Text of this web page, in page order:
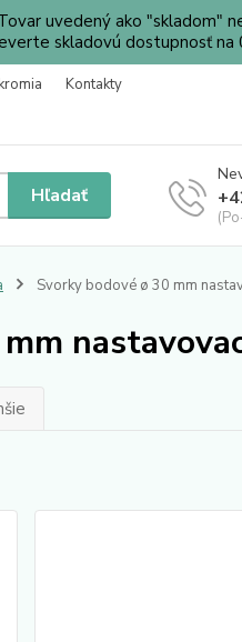
uvedený ako "skladom"
skladovú dostupnosť na
Kontakty
Hľadať
Svorky bodové ø 30 mm